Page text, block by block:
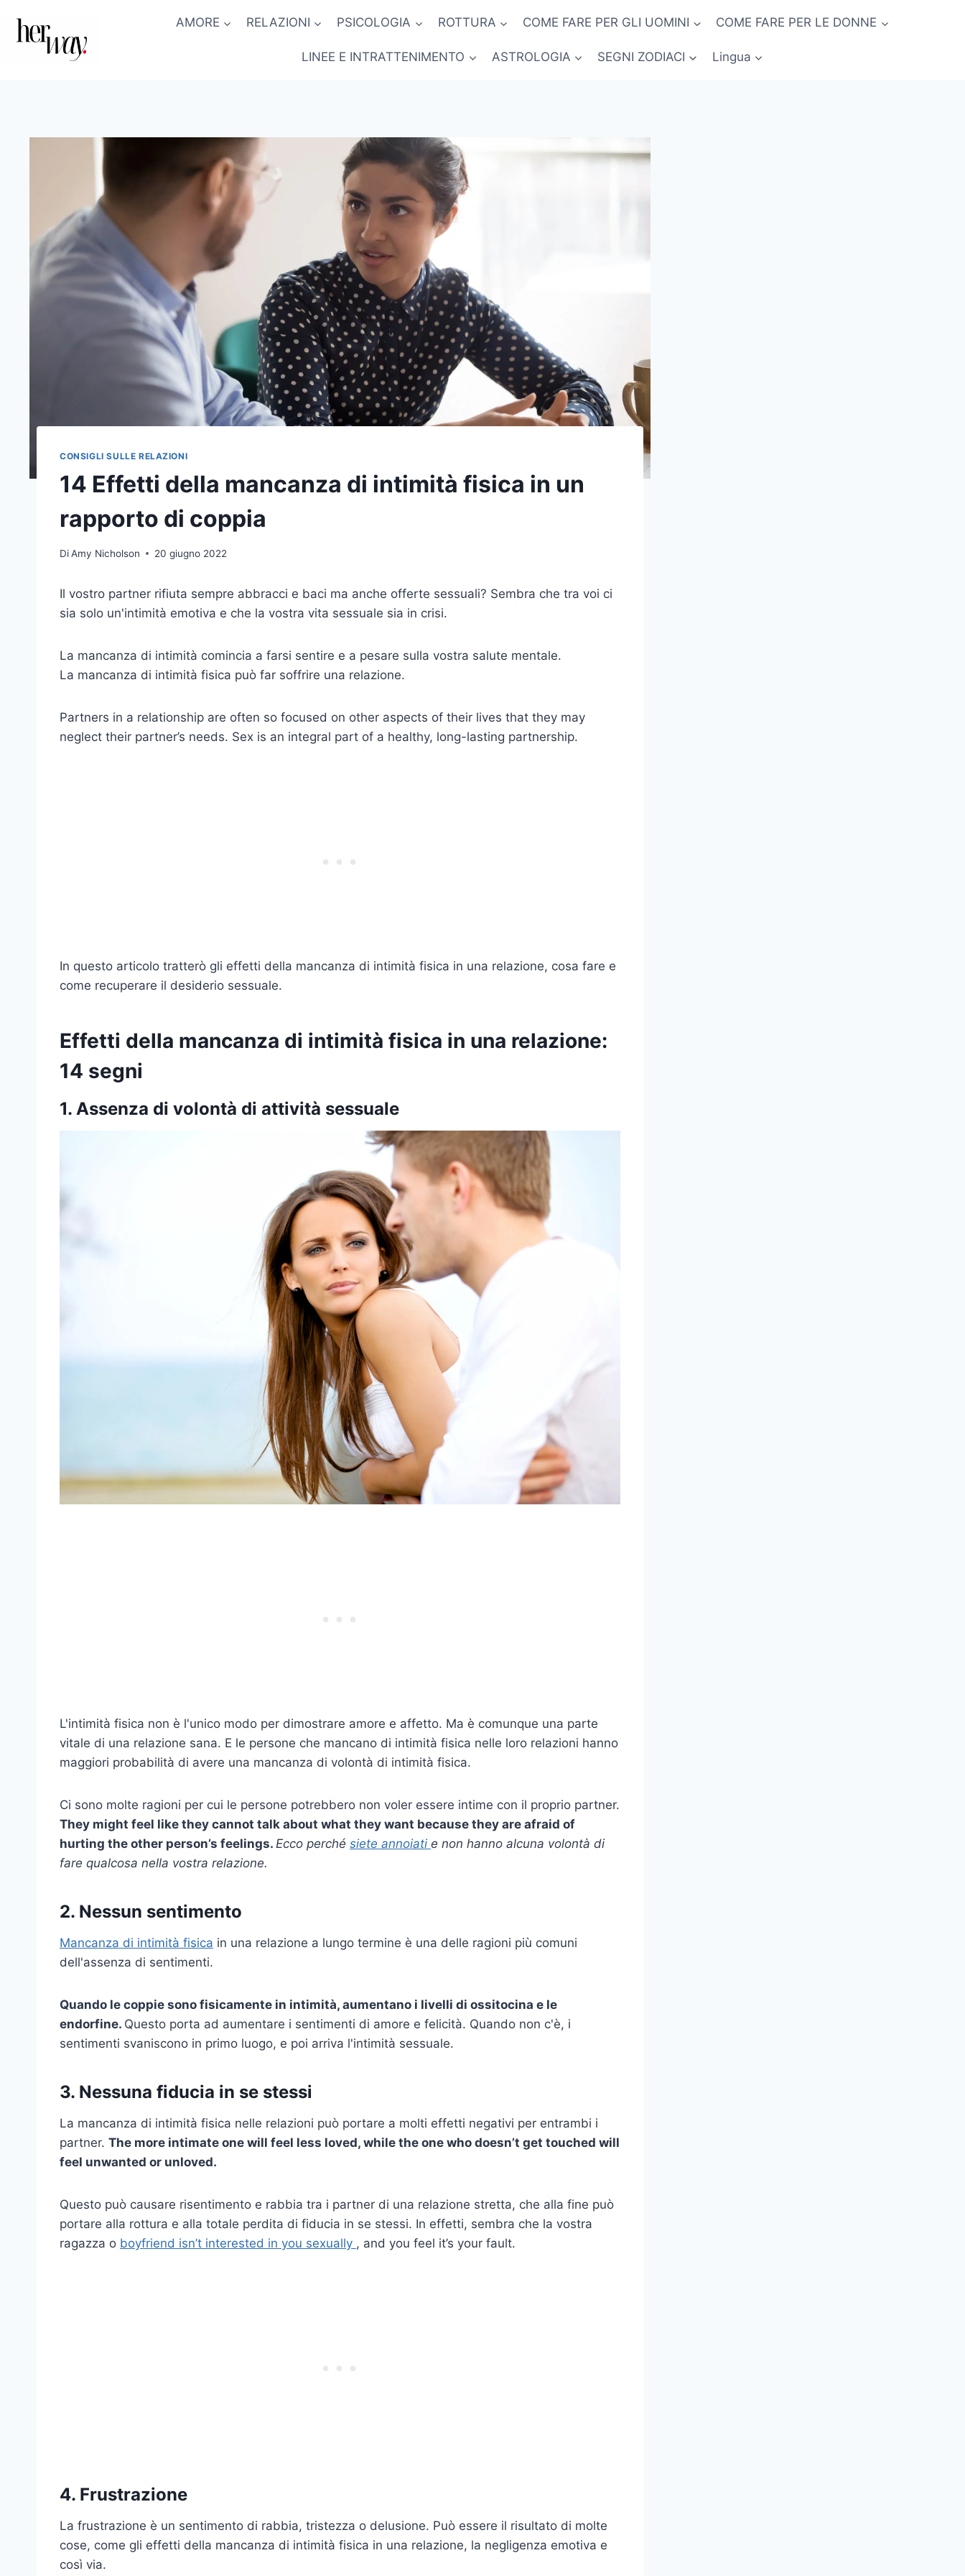
contenuto
AMORE RELAZIONI PSICOLOGIA ROTTURA COME FARE PER GLI UOMINI COME FARE PER LE DONNE
LINEE E INTRATTENIMENTO ASTROLOGIA SEGNI ZODIACI Lingua
CONSIGLI SULLE RELAZIONI
14 Effetti della mancanza di intimità fisica in un
rapporto di coppia
DiAmy Nicholson 20 giugno 2022
Il vostro partner rifiuta sempre abbracci e baci ma anche offerte sessuali? Sembra che tra voi ci
sia solo un'intimità emotiva e che la vostra vita sessuale sia in crisi.
La mancanza di intimità comincia a farsi sentire e a pesare sulla vostra salute mentale.
La mancanza di intimità fisica può far soffrire una relazione.
Partners in a relationship are often so focused on other aspects of their lives that they may
neglect their partner’s needs. Sex is an integral part of a healthy, long-lasting partnership.
In questo articolo tratterò gli effetti della mancanza di intimità fisica in una relazione, cosa fare e
come recuperare il desiderio sessuale.
Effetti della mancanza di intimità fisica in una relazione:
14 segni
1. Assenza di volontà di attività sessuale
L'intimità fisica non è l'unico modo per dimostrare amore e affetto. Ma è comunque una parte
vitale di una relazione sana. E le persone che mancano di intimità fisica nelle loro relazioni hanno
maggiori probabilità di avere una mancanza di volontà di intimità fisica.
Ci sono molte ragioni per cui le persone potrebbero non voler essere intime con il proprio partner.
They might feel like they cannot talk about what they want because they are afraid of
hurting the other person’s feelings. Ecco perché siete annoiati e non hanno alcuna volontà di
fare qualcosa nella vostra relazione.
2. Nessun sentimento
Mancanza di intimità fisica in una relazione a lungo termine è una delle ragioni più comuni
dell'assenza di sentimenti.
Quando le coppie sono fisicamente in intimità, aumentano i livelli di ossitocina e le
endorfine. Questo porta ad aumentare i sentimenti di amore e felicità. Quando non c'è, i
sentimenti svaniscono in primo luogo, e poi arriva l'intimità sessuale.
3. Nessuna fiducia in se stessi
La mancanza di intimità fisica nelle relazioni può portare a molti effetti negativi per entrambi i
partner. The more intimate one will feel less loved, while the one who doesn’t get touched will
feel unwanted or unloved.
Questo può causare risentimento e rabbia tra i partner di una relazione stretta, che alla fine può
portare alla rottura e alla totale perdita di fiducia in se stessi. In effetti, sembra che la vostra
ragazza o boyfriend isn’t interested in you sexually , and you feel it’s your fault.
4. Frustrazione
La frustrazione è un sentimento di rabbia, tristezza o delusione. Può essere il risultato di molte
cose, come gli effetti della mancanza di intimità fisica in una relazione, la negligenza emotiva e
così via.